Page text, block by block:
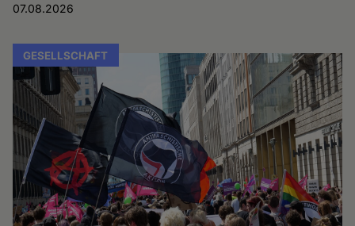
07.08.2026
GESELLSCHAFT